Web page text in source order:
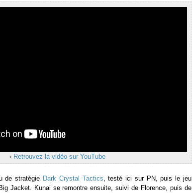
› Retrouvez la vidéo sur YouTube
de stratégie Dark Crystal Tactics, testé ici sur PN, puis le jeu
Jacket. Kunai se remontre ensuite, suivi de Florence, puis de